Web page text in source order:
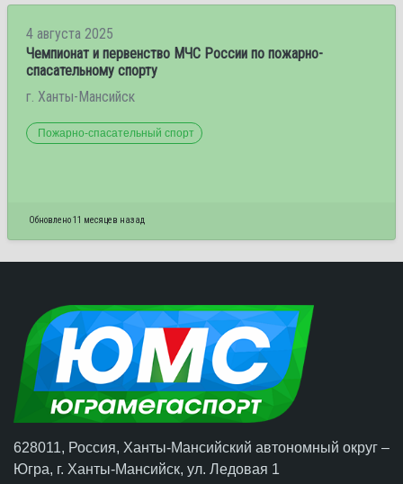
4 августа 2025
Чемпионат и первенство МЧС России по пожарно-
спасательному спорту
г. Ханты-Мансийск
Пожарно-спасательный спорт
Обновлено 11 месяцев назад
628011, Россия, Ханты-Мансийский автономный округ –
Югра, г. Ханты-Мансийск, ул. Ледовая 1